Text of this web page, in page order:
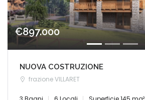
€897.000
NUOVA COSTRUZIONE
frazione VILLARET